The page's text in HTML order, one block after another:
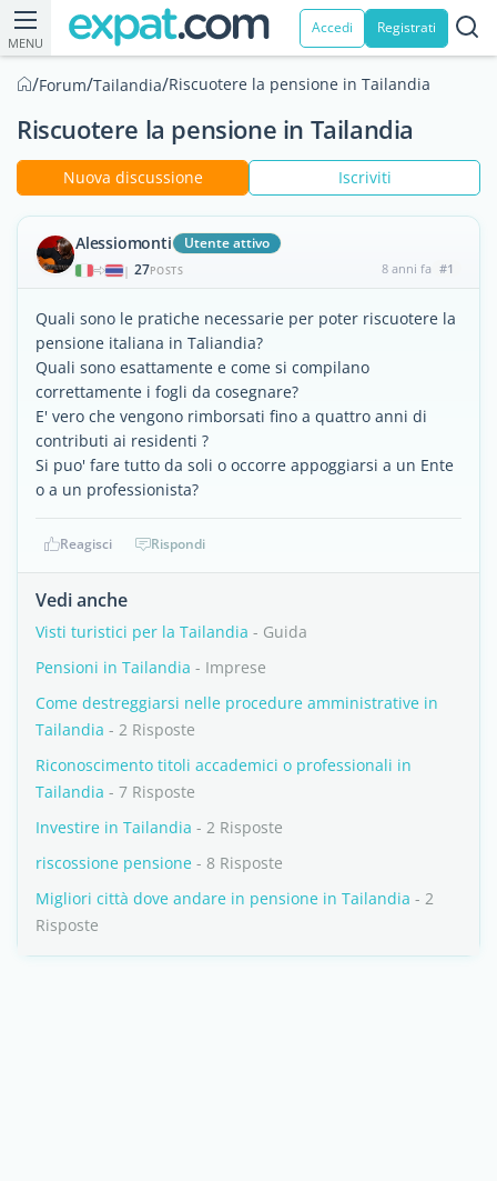
MENU
Accedi Registrati
/Forum/Tailandia/Riscuotere la pensione in Tailandia
Riscuotere la pensione in Tailandia
Nuova discussione Iscriviti
Alessiomonti Utente attivo
| 27POSTS 8 anni fa #1
Quali sono le pratiche necessarie per poter riscuotere la
pensione italiana in Taliandia?
Quali sono esattamente e come si compilano
correttamente i fogli da cosegnare?
E' vero che vengono rimborsati fino a quattro anni di
contributi ai residenti ?
Si puo' fare tutto da soli o occorre appoggiarsi a un Ente
o a un professionista?
Reagisci Rispondi
Vedi anche
Visti turistici per la Tailandia - Guida
Pensioni in Tailandia - Imprese
Come destreggiarsi nelle procedure amministrative in
Tailandia - 2 Risposte
Riconoscimento titoli accademici o professionali in
Tailandia - 7 Risposte
Investire in Tailandia - 2 Risposte
riscossione pensione - 8 Risposte
Migliori città dove andare in pensione in Tailandia - 2
Risposte